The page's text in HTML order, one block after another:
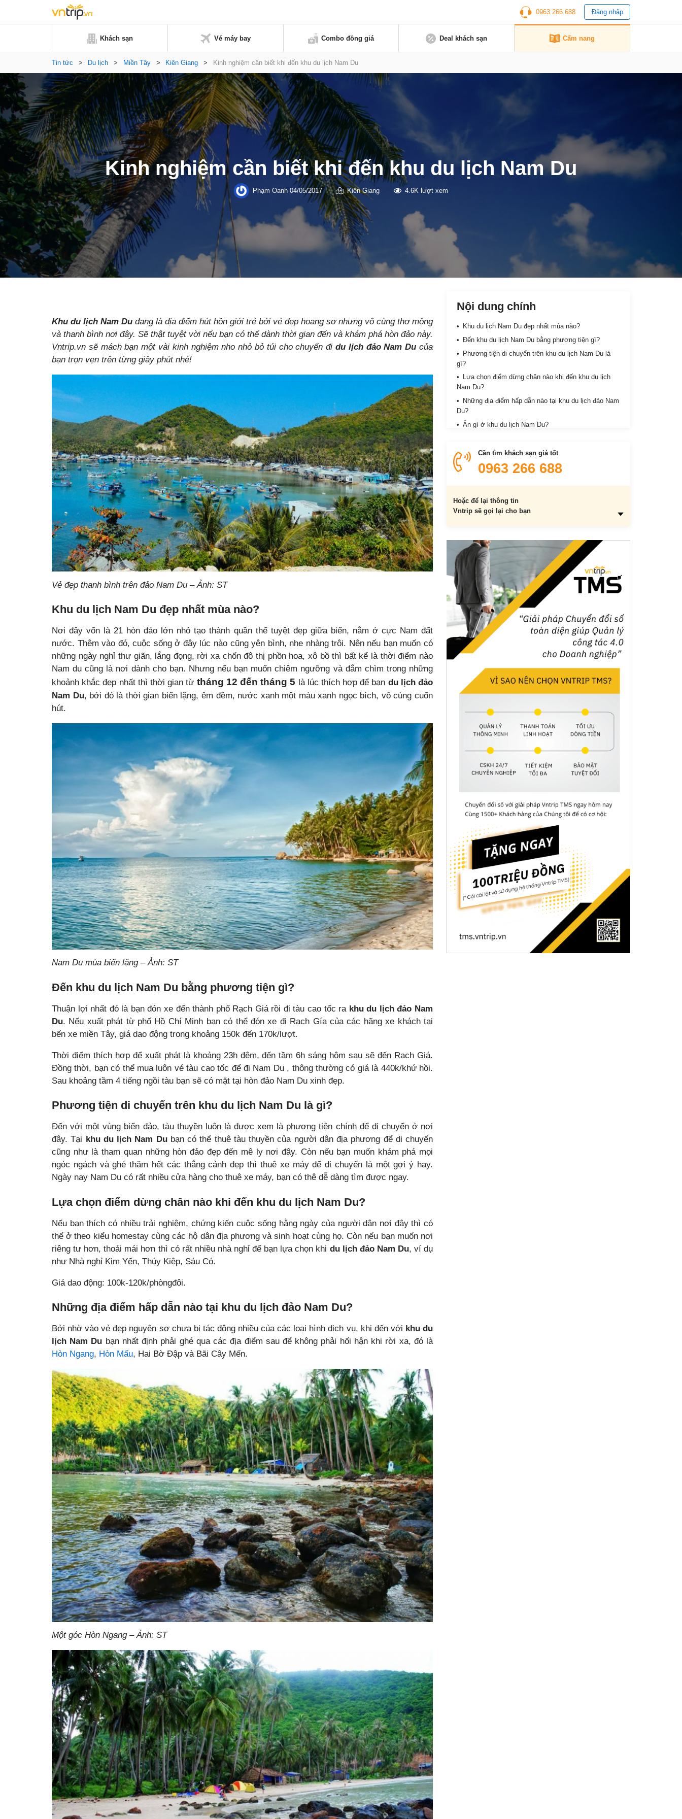
0963 266 688 Đăng nhập
Khách sạn Vé máy bay Combo đồng giá Deal khách sạn Cẩm nang
Tin tức > Du lịch > Miền Tây > Kiên Giang > Kinh nghiệm cần biết khi đến khu du lịch Nam Du
Kinh nghiệm cần biết khi đến khu du lịch Nam Du
Phạm Oanh04/05/2017 Kiên Giang 4.6K lượt xem
Khu du lịch Nam Du đang là địa điểm hút hồn giới trẻ bởi vẻ đẹp hoang sơ nhưng vô cùng thơ mộng
và thanh bình nơi đây. Sẽ thật tuyệt vời nếu bạn có thể dành thời gian đến và khám phá hòn đảo này.
Vntrip.vn sẽ mách bạn một vài kinh nghiệm nho nhỏ bỏ túi cho chuyến đidu lịch đảo Nam Du của
bạn trọn vẹn trên từng giây phút nhé!
Vẻ đẹp thanh bình trên đảo Nam Du – Ảnh: ST
Khu du lịch Nam Du đẹp nhất mùa nào?
Nơi đây vốn là 21 hòn đảo lớn nhỏ tạo thành quần thể tuyệt đẹp giữa biển, nằm ở cực Nam đất
nước. Thêm vào đó, cuộc sống ở đây lúc nào cũng yên bình, nhe nhàng trôi. Nên nếu bạn muốn có
những ngày nghỉ thư giãn, lắng đọng, rời xa chốn đô thị phồn hoa, xô bồ thì bất kể là thời điểm nào
Nam du cũng là nơi dành cho bạn. Nhưng nếu bạn muốn chiêm ngưỡng và đắm chìm trong những
khoảnh khắc đẹp nhất thì thời gian từ tháng 12 đến tháng 5 là lúc thích hợp để bạn du lịch đảo
Nam Du, bởi đó là thời gian biển lặng, êm đềm, nước xanh một màu xanh ngọc bích, vô cùng cuốn
hút.
Nam Du mùa biển lặng – Ảnh: ST
Đến khu du lịch Nam Du bằng phương tiện gì?
Thuận lợi nhất đó là bạn đón xe đến thành phố Rạch Giá rồi đi tàu cao tốc ra khu du lịch đảo Nam
Du. Nếu xuất phát từ phố Hồ Chí Minh bạn có thể đón xe đi Rạch Gía của các hãng xe khách tại
bến xe miền Tây, giá dao động trong khoảng 150k đến 170k/lượt.
Thời điểm thích hợp để xuất phát là khoảng 23h đêm, đến tầm 6h sáng hôm sau sẽ đến Rạch Giá.
Đồng thời, bạn có thể mua luôn vé tàu cao tốc để đi Nam Du , thông thường có giá là 440k/khứ hồi.
Sau khoảng tầm 4 tiếng ngồi tàu bạn sẽ có mặt tại hòn đảo Nam Du xinh đẹp.
Phương tiện di chuyển trên khu du lịch Nam Du là gì?
Đến với một vùng biển đảo, tàu thuyền luôn là được xem là phương tiện chính để di chuyển ở nơi
đây. Tại khu du lịch Nam Dubạn có thể thuê tàu thuyền của người dân địa phương để di chuyển
cũng như là tham quan những hòn đảo đẹp đến mê ly nơi đây. Còn nếu bạn muốn khám phá mọi
ngóc ngách và ghé thăm hết các thắng cảnh đẹp thì thuê xe máy để di chuyển là một gợi ý hay.
Ngày nay Nam Du có rất nhiều cửa hàng cho thuê xe máy, bạn có thê dễ dàng tìm được ngay.
Lựa chọn điểm dừng chân nào khi đến khu du lịch Nam Du?
Nếu bạn thích có nhiều trải nghiệm, chứng kiến cuộc sống hằng ngày của người dân nơi đây thì có
thể ở theo kiểu homestay cùng các hộ dân địa phương và sinh hoạt cùng họ. Còn nếu bạn muốn nơi
riêng tư hơn, thoải mái hơn thì có rất nhiều nhà nghỉ để bạn lựa chọn khi du lịch đảo Nam Du, ví dụ
như Nhà nghỉ Kim Yến, Thúy Kiệp, Sáu Có.
Giá dao động: 100k-120k/phòngđôi.
Những địa điểm hấp dẫn nào tại khu du lịch đảo Nam Du?
Bởi nhờ vào vẻ đẹp nguyên sơ chưa bị tác động nhiều của các loại hình dịch vụ, khi đến với khu du
lịch Nam Du bạn nhất định phải ghé qua các địa điểm sau để không phải hối hận khi rời xa, đó là
Hòn Ngang, Hòn Mấu, Hai Bờ Đập và Bãi Cây Mến.
Một góc Hòn Ngang – Ảnh: ST
Nội dung chính
Khu du lịch Nam Du đẹp nhất mùa nào?
Đến khu du lịch Nam Du bằng phương tiện gì?
Phương tiện di chuyển trên khu du lịch Nam Du là
gì?
Lựa chọn điểm dừng chân nào khi đến khu du lịch
Nam Du?
Những địa điểm hấp dẫn nào tại khu du lịch đảo Nam
Du?
Ăn gì ở khu du lịch Nam Du?
Cần tìm khách sạn giá tốt
0963 266 688
Hoặc để lại thông tin
Vntrip sẽ gọi lại cho bạn